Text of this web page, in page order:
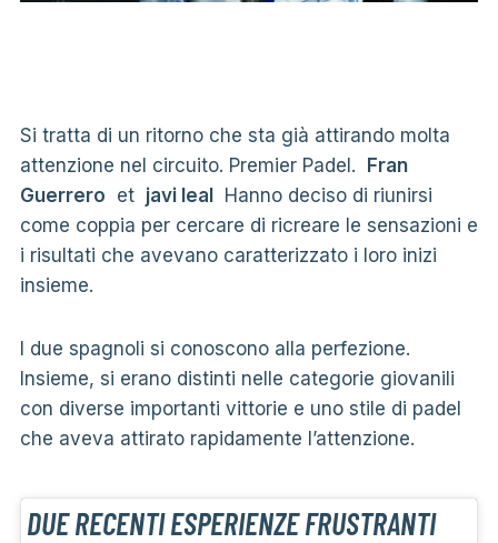
Si tratta di un ritorno che sta già attirando molta
attenzione nel circuito. Premier Padel. Fran
Guerrero et javi lealHanno deciso di riunirsi
come coppia per cercare di ricreare le sensazioni e
i risultati che avevano caratterizzato i loro inizi
insieme.
I due spagnoli si conoscono alla perfezione.
Insieme, si erano distinti nelle categorie giovanili
con diverse importanti vittorie e uno stile di padel
che aveva attirato rapidamente l’attenzione.
DUE RECENTI ESPERIENZE FRUSTRANTI